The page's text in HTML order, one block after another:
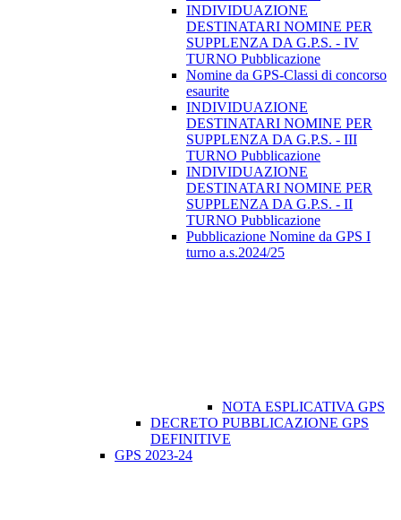
INDIVIDUAZIONE
DESTINATARI NOMINE PER
SUPPLENZA DA G.P.S. - IV
TURNO Pubblicazione
Nomine da GPS-Classi di concorso
esaurite
INDIVIDUAZIONE
DESTINATARI NOMINE PER
SUPPLENZA DA G.P.S. - III
TURNO Pubblicazione
INDIVIDUAZIONE
DESTINATARI NOMINE PER
SUPPLENZA DA G.P.S. - II
TURNO Pubblicazione
Pubblicazione Nomine da GPS I
turno a.s.2024/25
NOTA ESPLICATIVA GPS
DECRETO PUBBLICAZIONE GPS
DEFINITIVE
GPS 2023-24